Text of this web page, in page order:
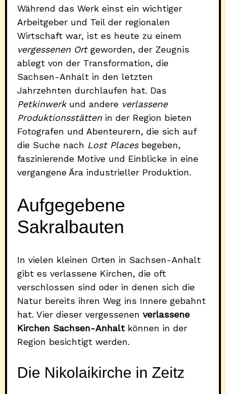
Während das Werk einst ein wichtiger
Arbeitgeber und Teil der regionalen
Wirtschaft war, ist es heute zu einem
vergessenen Ortgeworden, der Zeugnis
ablegt von der Transformation, die
Sachsen-Anhalt in den letzten
Jahrzehnten durchlaufen hat. Das
Petkinwerkund andere verlassene
Produktionsstättenin der Region bieten
Fotografen und Abenteurern, die sich auf
die Suche nach Lost Placesbegeben,
faszinierende Motive und Einblicke in eine
vergangene Ära industrieller Produktion.
Aufgegebene
Sakralbauten
In vielen kleinen Orten in Sachsen-Anhalt
gibt es verlassene Kirchen, die oft
verschlossen sind oder in denen sich die
Natur bereits ihren Weg ins Innere gebahnt
hat. Vier dieser vergessenen verlassene
Kirchen Sachsen-Anhaltkönnen in der
Region besichtigt werden.
Die Nikolaikirche in Zeitz